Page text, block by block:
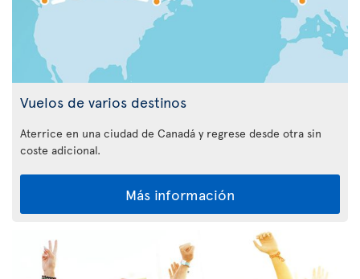
Vuelos de varios destinos
Aterrice en una ciudad de Canadá y regrese desde otra sin
coste adicional.
Más información